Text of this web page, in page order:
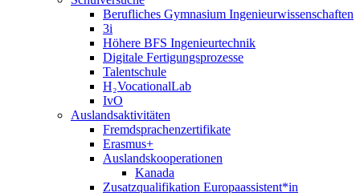
Berufliches Gymnasium Ingenieurwissenschaften
3i
Höhere BFS Ingenieurtechnik
Digitale Fertigungsprozesse
Talentschule
H₂VocationalLab
IvO
Auslandsaktivitäten
Fremdsprachenzertifikate
Erasmus+
Auslandskooperationen
Kanada
Zusatzqualifikation Europaassistent*in